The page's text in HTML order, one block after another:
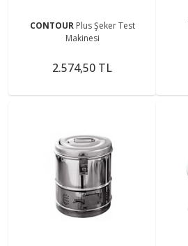
CONTOUR Plus Şeker Test
Makinesi
2.574,50 TL